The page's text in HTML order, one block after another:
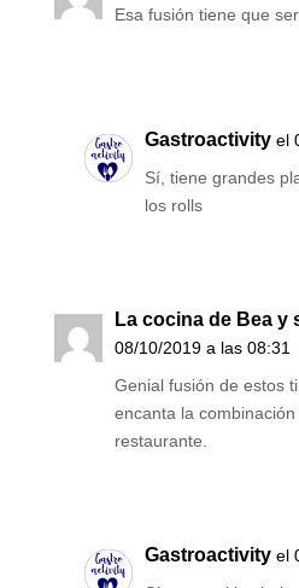
Esa fusión tiene que
Gastroactivity el
Sí, tiene grandes
los rolls
La cocina de Bea y
08/10/2019 a las 08:31
Genial fusión de estos
encanta la
restaurante.
Gastroactivity el